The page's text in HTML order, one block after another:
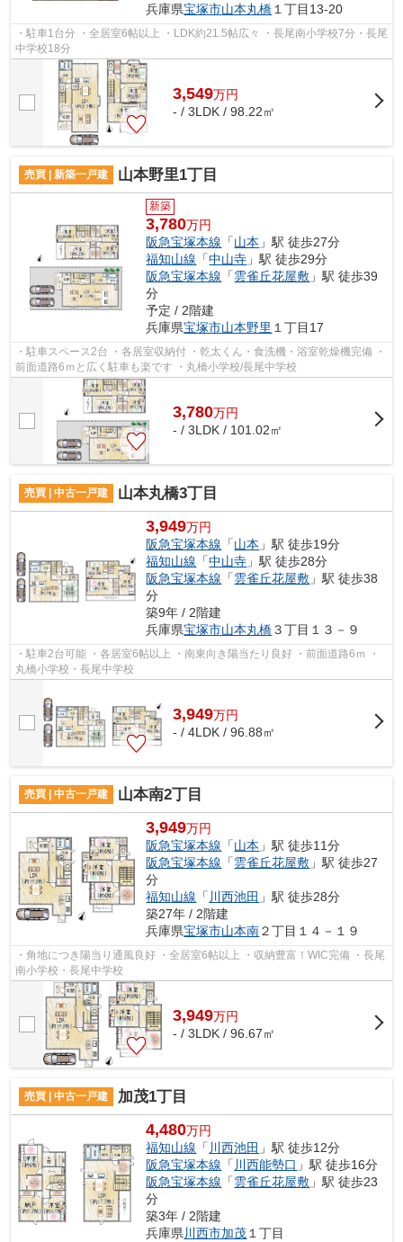
兵庫県宝塚市山本丸橋 １丁目13-20
・駐車1台分 ・全居室6帖以上 ・LDK約21.5帖広々 ・長尾南小学校7分・長尾
中学校18分
3,549万円
- / 3LDK / 98.22㎡
売買 | 新築一戸建 山本野里1丁目
新築
3,780万円
阪急宝塚本線 「山本 」駅 徒歩27分
福知山線 「中山寺 」駅 徒歩29分
阪急宝塚本線 「雲雀丘花屋敷 」駅 徒歩39
分
予定 / 2階建
兵庫県宝塚市山本野里 １丁目17
・駐車スペース2台 ・各居室収納付 ・乾太くん・食洗機・浴室乾燥機完備 ・
前面道路6ｍと広く駐車も楽です ・丸橋小学校/長尾中学校
3,780万円
- / 3LDK / 101.02㎡
売買 | 中古一戸建 山本丸橋3丁目
3,949万円
阪急宝塚本線 「山本 」駅 徒歩19分
福知山線 「中山寺 」駅 徒歩28分
阪急宝塚本線 「雲雀丘花屋敷 」駅 徒歩38
分
築9年 / 2階建
兵庫県宝塚市山本丸橋３丁目１３－９
・駐車2台可能 ・各居室6帖以上 ・南東向き陽当たり良好 ・前面道路6ｍ ・
丸橋小学校・長尾中学校
3,949万円
- / 4LDK / 96.88㎡
売買 | 中古一戸建 山本南2丁目
3,949万円
阪急宝塚本線 「山本 」駅 徒歩11分
阪急宝塚本線 「雲雀丘花屋敷 」駅 徒歩27
分
福知山線 「 川西池田 」駅 徒歩28分
築27年 / 2階建
兵庫県宝塚市山本南２丁目１４－１９
・角地につき陽当り通風良好 ・全居室6帖以上 ・収納豊富！WIC完備 ・長尾
南小学校・長尾中学校
3,949万円
- / 3LDK / 96.67㎡
売買 | 中古一戸建 加茂1丁目
4,480万円
福知山線 「 川西池田 」駅 徒歩12分
阪急宝塚本線 「 川西能勢口 」駅 徒歩16分
阪急宝塚本線 「雲雀丘花屋敷 」駅 徒歩23
分
築3年 / 2階建
兵庫県 川西市加茂 １丁目